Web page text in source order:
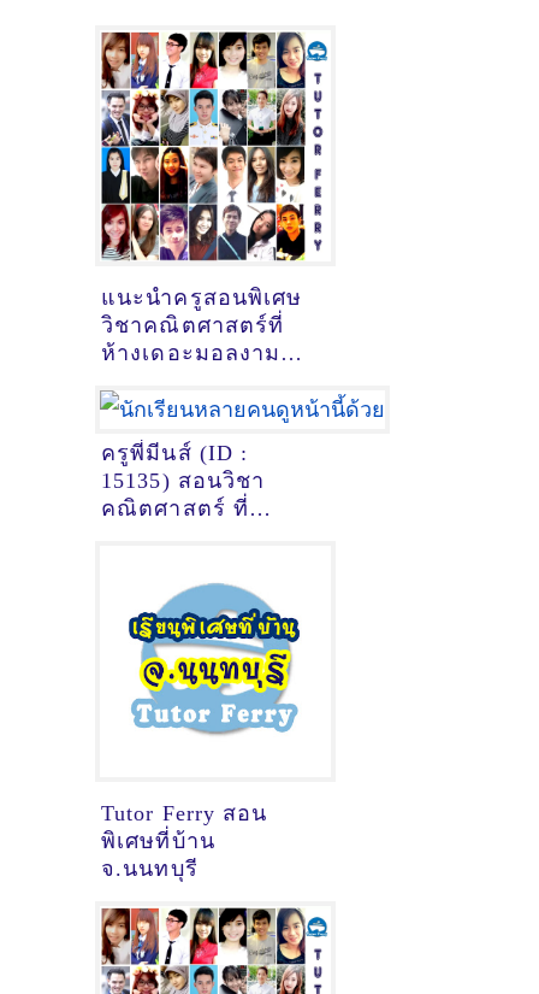
แนะนำครูสอนพิเศษ
วิชาคณิตศาสตร์ที่
ห้างเดอะมอลงาม
[14/10/2024,
19:05:00]
ครูพี่มีนส์ (ID :
15135) สอนวิชา
คณิตศาสตร์ ที่
Tutor Ferry สอน
พิเศษที่บ้าน
จ.นนทบุรี